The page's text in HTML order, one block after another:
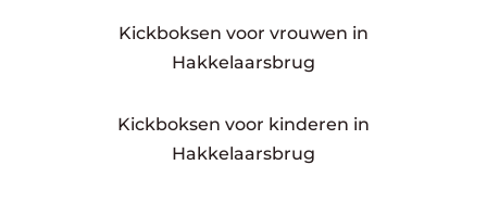
Kickboksen voor vrouwen in
Hakkelaarsbrug
Kickboksen voor kinderen in
Hakkelaarsbrug